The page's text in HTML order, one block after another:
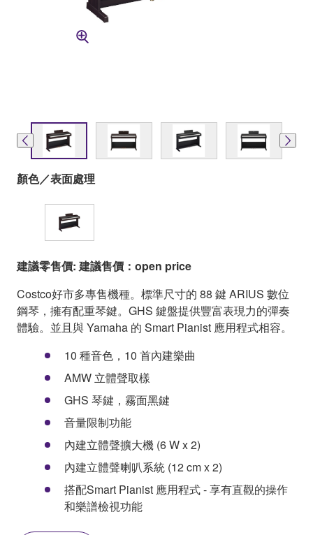
顏色／表面處理
建議零售價: 建議售價：open price
Costco好市多專售機種。標準尺寸的 88 鍵 ARIUS 數位
鋼琴，擁有配重琴鍵。GHS 鍵盤提供豐富表現力的彈奏
體驗。並且與 Yamaha 的 Smart Pianist 應用程式相容。
10 種音色，10 首內建樂曲
AMW 立體聲取樣
GHS 琴鍵，霧面黑鍵
音量限制功能
內建立體聲擴大機 (6 W x 2)
內建立體聲喇叭系統 (12 cm x 2)
搭配Smart Pianist 應用程式 - 享有直觀的操作
和樂譜檢視功能